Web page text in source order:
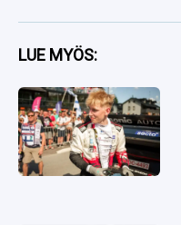
LUE MYÖS: